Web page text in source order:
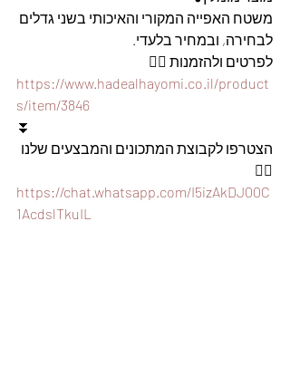
משטח האפייה המקורי והאיכותי בשני גדלים
לבחירה, ובמחיר בלעדי.
לפרטים ולהזמנות 👇🏼
https://www.hadealhayomi.co.il/product
s/item/3846
⏬
הצטרפו לקבוצת המתכונים והמבצעים שלנו
👇🏽
https://chat.whatsapp.com/I5izAkDJ00C
1AcdslTkuIL